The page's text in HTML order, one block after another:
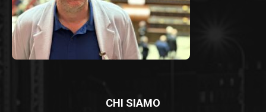
CHI SIAMO